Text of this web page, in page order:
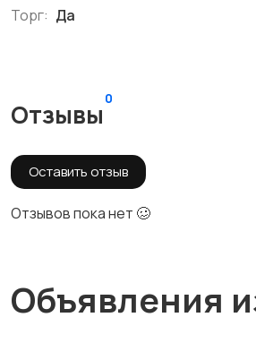
Торг: Да
Отзывы
0
Оставить отзыв
Отзывов пока нет 🥴
Объявления